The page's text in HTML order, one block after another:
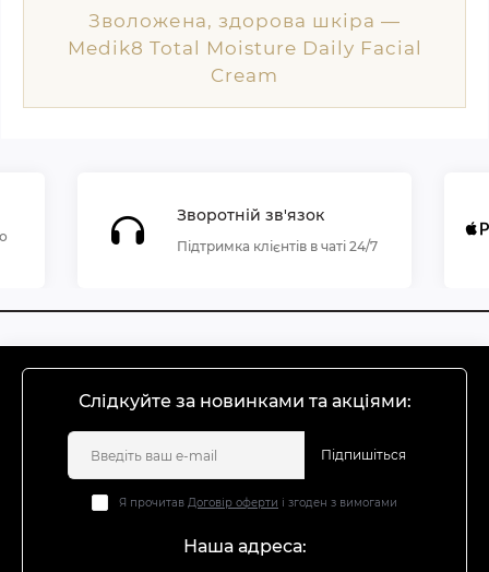
Зволожена, здорова шкіра —
Medik8 Total Moisture Daily Facial
Cream
Зворотній зв'язок
Підтримка клієнтів в чаті 24/7
Слідкуйте за новинками та акціями:
Підпишіться
Я прочитав Договір оферти і згоден з вимогами
Наша адреса: